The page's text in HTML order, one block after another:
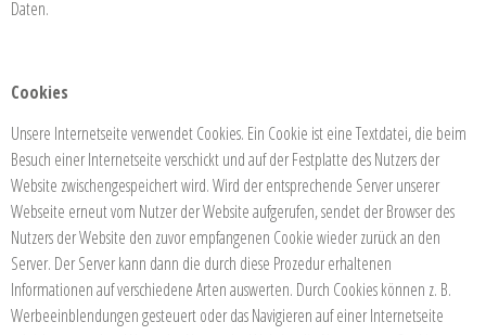
Daten.
Cookies
Unsere Internetseite verwendet Cookies. Ein Cookie ist eine Textdatei, die beim
Besuch einer Internetseite verschickt und auf der Festplatte des Nutzers der
Website zwischengespeichert wird. Wird der entsprechende Server unserer
Webseite erneut vom Nutzer der Website aufgerufen, sendet der Browser des
Nutzers der Website den zuvor empfangenen Cookie wieder zurück an den
Server. Der Server kann dann die durch diese Prozedur erhaltenen
Informationen auf verschiedene Arten auswerten. Durch Cookies können z. B.
Werbeeinblendungen gesteuert oder das Navigieren auf einer Internetseite